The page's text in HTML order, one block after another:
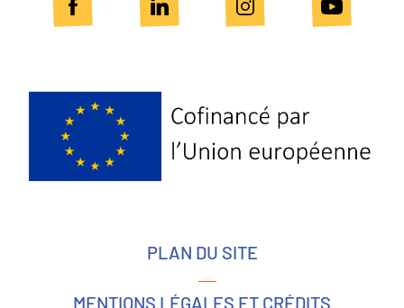
Logo
Europe
PLAN DU SITE
MENTIONS LÉGALES ET CRÉDITS